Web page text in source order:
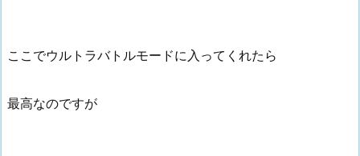
ここでウルトラバトルモードに入ってくれたら
最高なのですが